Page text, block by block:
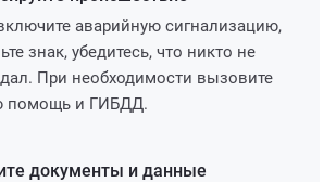
аварийную сигнализацию,
знак, убедитесь, что никто не
При необходимости вызовите
помощь и ГИБДД.
документы и данные